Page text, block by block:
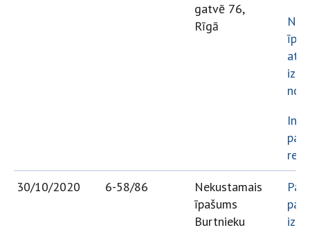
gatvē 76,
Rīgā
par
30/10/2020
6-58/86
Nekustamais
īpašums
Burtnieku
par